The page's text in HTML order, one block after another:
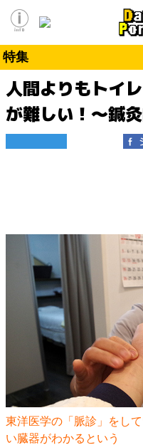
特集
人間よりもトイ
が難しい！～鍼
東洋医学の「脈診」をし
い臓器がわかるという